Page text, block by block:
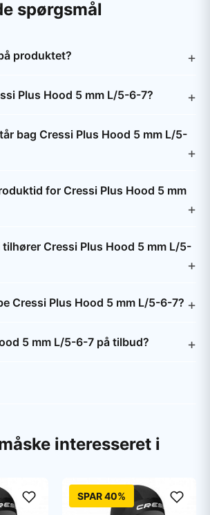
spørgsmål
produktet?
Plus Hood 5 mm L/5-6-7?
bag Cressi Plus Hood 5 mm L/5-
for Cressi Plus Hood 5 mm
Cressi Plus Hood 5 mm L/5-
Cressi Plus Hood 5 mm L/5-6-7?
5 mm L/5-6-7 på tilbud?
interesseret i
SPAR 40%